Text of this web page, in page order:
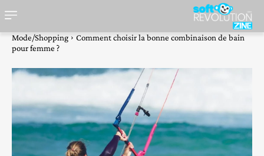
Mode/Shopping
Comment choisir la bonne combinaison de bain
pour femme ?